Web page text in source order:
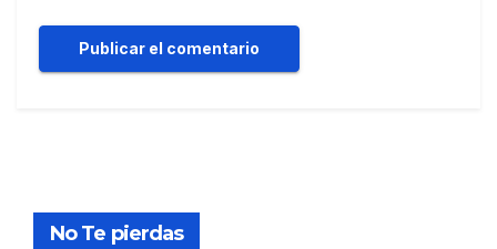
No Te pierdas